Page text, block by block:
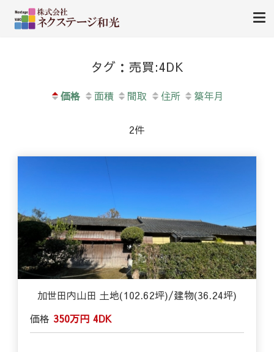
ま市加世田の不動産（売買・
賃貸）
タグ：売買:4DK
価格 面積 間取 住所 築年月
2件
加世田内山田 土地(102.62坪)/建物(36.24坪)
価格 350万円 4DK